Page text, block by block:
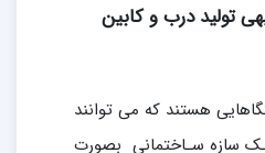
تولید درب و کابین
هستند که می توانند
سازه سـاختمانی بصورت